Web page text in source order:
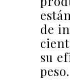
de
su